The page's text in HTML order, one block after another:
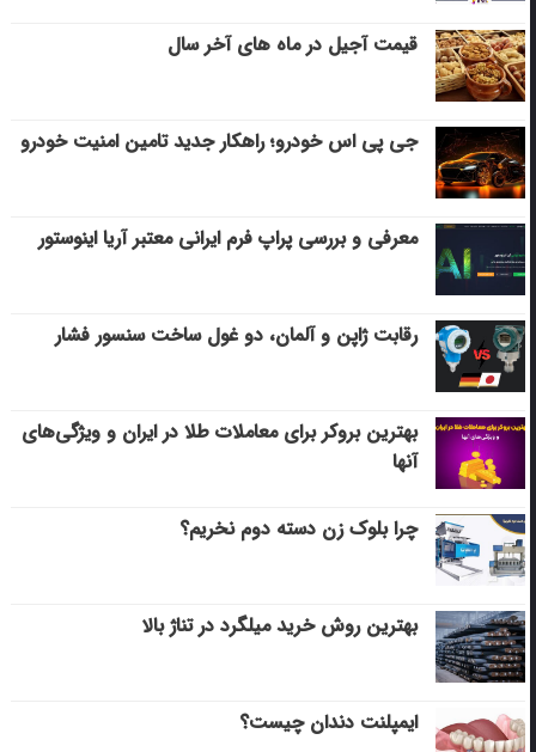
قیمت آجیل در ماه های آخر سال
جی پی اس خودرو؛ راهکار جدید تامین امنیت خودرو
معرفی و بررسی پراپ فرم ایرانی معتبر آریا اینوستور
رقابت ژاپن و آلمان، دو غول ساخت سنسور فشار
بهترین بروکر برای معاملات طلا در ایران و ویژگی‌های
آنها
چرا بلوک زن دسته دوم نخریم؟
بهترین روش خرید میلگرد در تناژ بالا
ایمپلنت دندان چیست؟